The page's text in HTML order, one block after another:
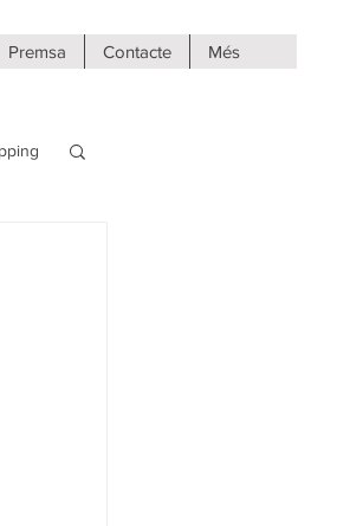
Premsa Contacte Més